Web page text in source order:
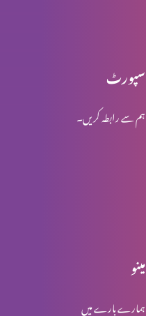
سپورٹ
ہم سے رابطہ کریں۔
مینو
ہمارے بارے میں